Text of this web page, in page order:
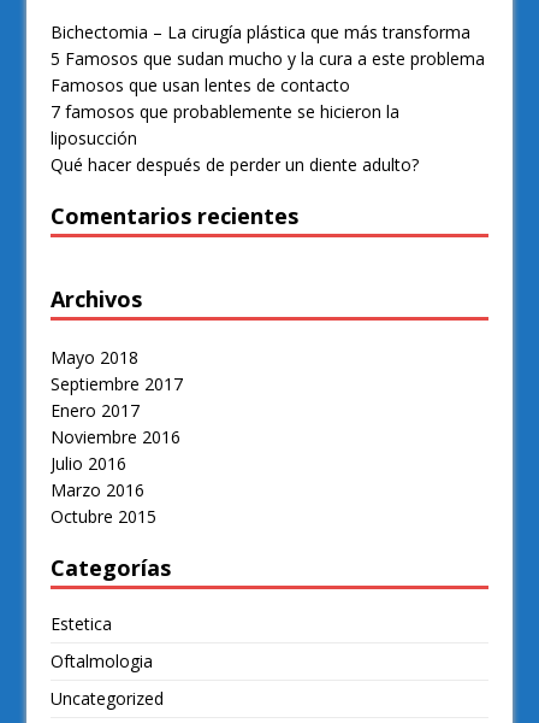
Bichectomia – La cirugía plástica que más transforma
5 Famosos que sudan mucho y la cura a este problema
Famosos que usan lentes de contacto
7 famosos que probablemente se hicieron la
liposucción
Qué hacer después de perder un diente adulto?
Comentarios recientes
Archivos
Mayo 2018
Septiembre 2017
Enero 2017
Noviembre 2016
Julio 2016
Marzo 2016
Octubre 2015
Categorías
Estetica
Oftalmologia
Uncategorized